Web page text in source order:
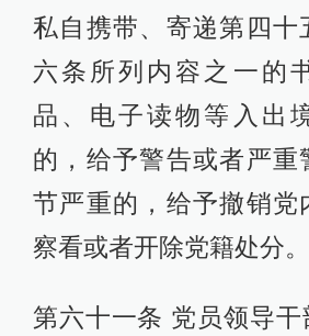
私自携带、寄递第四十
六条所列内容之一的
品、电子读物等入出
的，给予警告或者严重
节严重的，给予撤销党
察看或者开除党籍处分。
第六十一条 党员领导